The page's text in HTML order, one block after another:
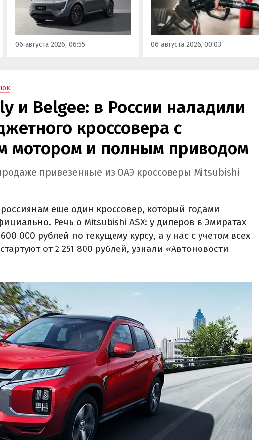
этим из его прайс-листа
исчезло единственное
заднеприводное исполнение,
а минимальная цена модели
выросла на 760 тыс. рублей,
06 августа 2026, 06:55
осознанно выбрать топливо
определенного класса — от
«Евро-2» до «Евро-5»,
сообщили в Минэнерго РФ.
06 августа 2026, 00:03
и Belgee: в России наладили
кроссовера с
мотором и полным приводом
привезенные из ОАЭ кроссоверы Mitsubishi
еще один кроссовер, который годами
Речь о Mitsubishi ASX: у дилеров в Эмиратах
000 рублей по текущему курсу, а у нас с учетом всех
от 2 251 800 рублей, узнали «Автоновости